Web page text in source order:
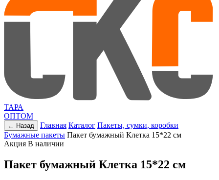
ТАРА
ОПТОМ
← Назад Главная Каталог Пакеты, сумки, коробки
Бумажные пакеты Пакет бумажный Клетка 15*22 см
Акция В наличии
Пакет бумажный Клетка 15*22 см